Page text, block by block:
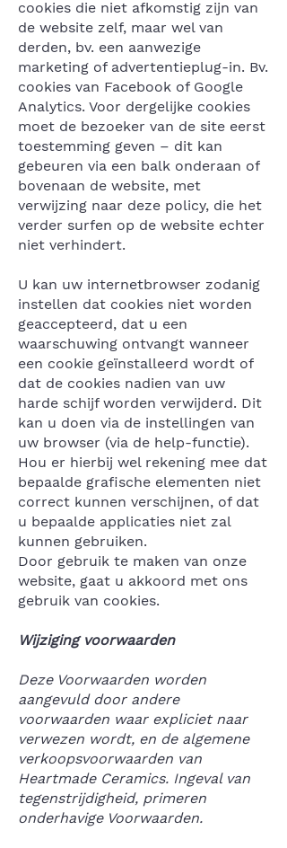
cookies die niet afkomstig zijn van
de website zelf, maar wel van
derden, bv. een aanwezige
marketing of advertentieplug-in. Bv.
cookies van Facebook of Google
Analytics. Voor dergelijke cookies
moet de bezoeker van de site eerst
toestemming geven – dit kan
gebeuren via een balk onderaan of
bovenaan de website, met
verwijzing naar deze policy, die het
verder surfen op de website echter
niet verhindert.
U kan uw internetbrowser zodanig
instellen dat cookies niet worden
geaccepteerd, dat u een
waarschuwing ontvangt wanneer
een cookie geïnstalleerd wordt of
dat de cookies nadien van uw
harde schijf worden verwijderd. Dit
kan u doen via de instellingen van
uw browser (via de help-functie).
Hou er hierbij wel rekening mee dat
bepaalde grafische elementen niet
correct kunnen verschijnen, of dat
u bepaalde applicaties niet zal
kunnen gebruiken.
Door gebruik te maken van onze
website, gaat u akkoord met ons
gebruik van cookies.
Wijziging voorwaarden
Deze Voorwaarden worden
aangevuld door andere
voorwaarden waar expliciet naar
verwezen wordt, en de algemene
verkoopsvoorwaarden van
Heartmade Ceramics. Ingeval van
tegenstrijdigheid, primeren
onderhavige Voorwaarden.